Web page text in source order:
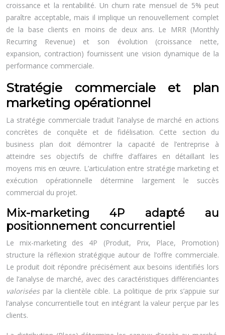
croissance et la rentabilité. Un churn rate mensuel de 5% peut
paraître acceptable, mais il implique un renouvellement complet
de la base clients en moins de deux ans. Le MRR (Monthly
Recurring Revenue) et son évolution (croissance nette,
expansion, contraction) fournissent une vision dynamique de la
performance commerciale.
Stratégie commerciale et plan
marketing opérationnel
La stratégie commerciale traduit l’analyse de marché en actions
concrètes de conquête et de fidélisation. Cette section du
business plan doit démontrer la capacité de l’entreprise à
atteindre ses objectifs de chiffre d’affaires en détaillant les
moyens mis en œuvre. L’articulation entre stratégie marketing et
exécution opérationnelle détermine largement le succès
commercial du projet.
Mix-marketing 4P adapté au
positionnement concurrentiel
Le mix-marketing des 4P (Produit, Prix, Place, Promotion)
structure la réflexion stratégique autour de l’offre commerciale.
Le produit doit répondre précisément aux besoins identifiés lors
de l’analyse de marché, avec des caractéristiques différenciantes
valorisées par la clientèle cible. La politique de prix s’appuie sur
l’analyse concurrentielle tout en intégrant la valeur perçue par les
clients.